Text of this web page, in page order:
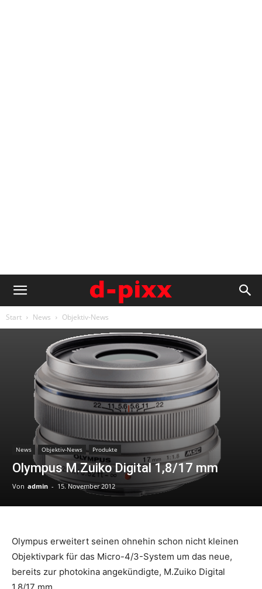
Start News Objektiv-News
News Objektiv-News Produkte
Olympus M.Zuiko Digital 1,8/17 mm
Von admin - 15. November 2012
Olympus erweitert seinen ohnehin schon nicht kleinen
Objektivpark für das Micro-4/3-System um das neue,
bereits zur photokina angekündigte, M.Zuiko Digital
1,8/17 mm.